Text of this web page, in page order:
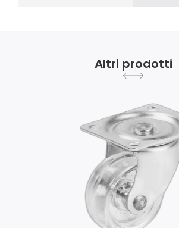
Altri prodotti